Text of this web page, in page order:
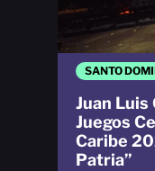
SANTO
Juan
Juegos
Caribe
Patria”